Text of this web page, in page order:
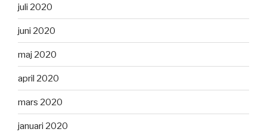
juli 2020
juni 2020
maj 2020
april 2020
mars 2020
januari 2020